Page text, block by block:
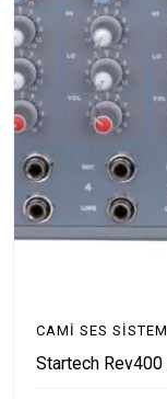
CAMI SES
Startech